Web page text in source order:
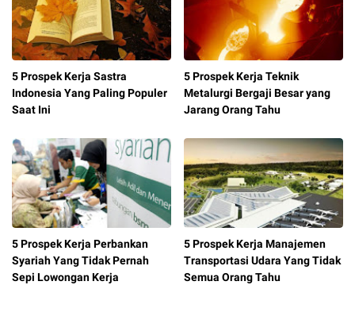
5 Prospek Kerja Sastra
Indonesia Yang Paling Populer
Saat Ini
5 Prospek Kerja Teknik
Metalurgi Bergaji Besar yang
Jarang Orang Tahu
5 Prospek Kerja Perbankan
Syariah Yang Tidak Pernah
Sepi Lowongan Kerja
5 Prospek Kerja Manajemen
Transportasi Udara Yang Tidak
Semua Orang Tahu